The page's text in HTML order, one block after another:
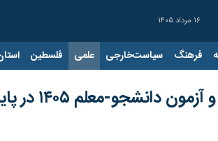
۱۶ مرداد ۱۴۰۵
فرهنگ سیاست‌خارجی علمی فلسطین
معلم ۱۴۰۵ در پایان اردیبهشت